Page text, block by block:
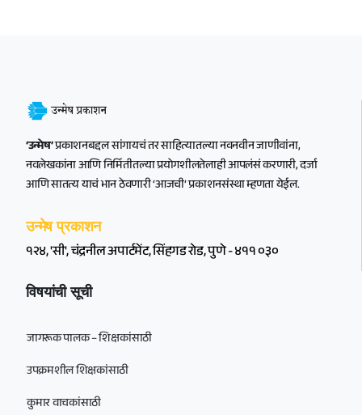
‘उन्मेष’प्रकाशनबद्दल सांगायचं तर साहित्यातल्या नवनवीन जाणीवांना,
नवलेखकांना आणि निर्मितीतल्या प्रयोगशीलतेलाही आपलंसं करणारी, दर्जा
आणि सातत्य याचं भान ठेवणारी ‘आजची’ प्रकाशनसंस्था म्हणता येईल.
उन्मेष प्रकाशन
१२४, 'सी', चंद्रनील अपार्टमेंट, सिंहगड रोड, पुणे - ४११ ०३०
विषयांची सूची
जागरूक पालक – शिक्षकांसाठी
उपक्रमशील शिक्षकांसाठी
कुमार वाचकांसाठी